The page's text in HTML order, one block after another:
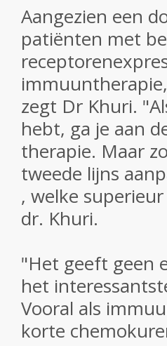
Aangezien een
patiënten met
zegt Dr Khuri.
hebt, ga je aan
therapie. Maar
tweede lijns
, welke
dr. Khuri.
"Het geeft geen
het
Vooral als
korte